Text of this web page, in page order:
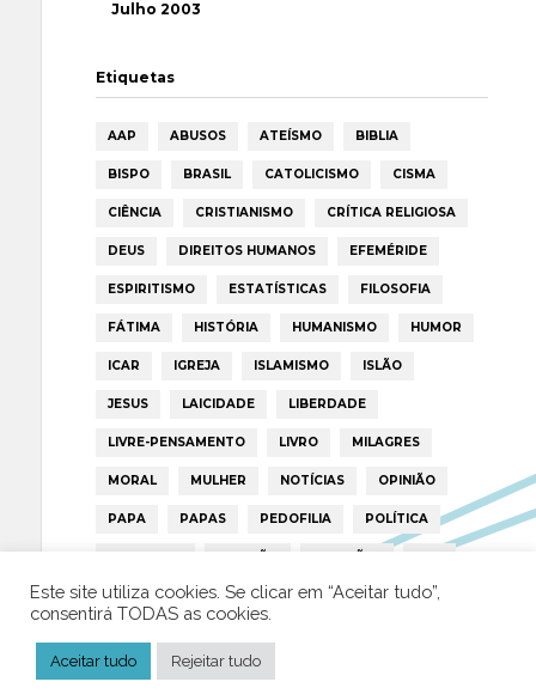
Julho 2003
Etiquetas
AAP ABUSOS ATEÍSMO BIBLIA
BISPO BRASIL CATOLICISMO CISMA
CIÊNCIA CRISTIANISMO CRÍTICA RELIGIOSA
DEUS DIREITOS HUMANOS EFEMÉRIDE
ESPIRITISMO ESTATÍSTICAS FILOSOFIA
FÁTIMA HISTÓRIA HUMANISMO HUMOR
ICAR IGREJA ISLAMISMO ISLÃO
JESUS LAICIDADE LIBERDADE
LIVRE-PENSAMENTO LIVRO MILAGRES
MORAL MULHER NOTÍCIAS OPINIÃO
PAPA PAPAS PEDOFILIA POLÍTICA
PORTUGAL RELIGIÃO RELIGIÕES RTP
TRUMP VATICANO
Este site utiliza cookies. Se clicar em “Aceitar tudo”,
consentirá TODAS as cookies.
Aceitar tudo Rejeitar tudo